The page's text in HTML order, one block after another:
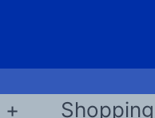
Shopping